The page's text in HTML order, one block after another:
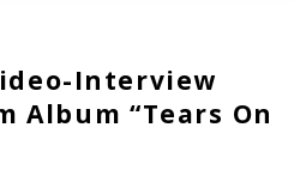
Interview
Album “Tears On